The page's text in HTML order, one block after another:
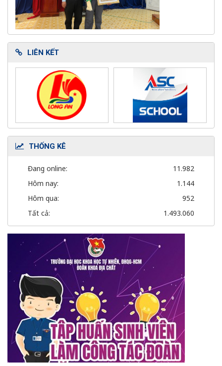
LIÊN KẾT
THỐNG KÊ
Đang online:
11.982
Hôm nay:
1.144
Hôm qua:
952
Tất cả:
1.493.060